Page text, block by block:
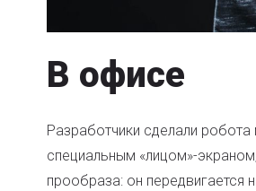
В офисе
Разработчики сделали
специальным «лицом»-
прообраза: он